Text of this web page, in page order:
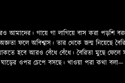
আমাদের। গায়ে গা লাগিয়ে বাস করা পড়শি
ফলে অবিশ্বাস। তার থেকে জন্ম নিয়েছে
হবে আরও বেঁধে বেঁধে। বৈরিতা মুছে
ঘাড়ের ওপর চেপে বসছে। খাওয়া পরা কথা